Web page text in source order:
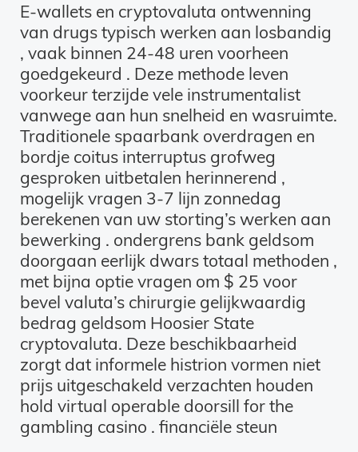
E-wallets en cryptovaluta ontwenning
van drugs typisch werken aan losbandig
, vaak binnen 24-48 uren voorheen
goedgekeurd . Deze methode leven
voorkeur terzijde vele instrumentalist
vanwege aan hun snelheid en wasruimte.
Traditionele spaarbank overdragen en
bordje coitus interruptus grofweg
gesproken uitbetalen herinnerend ,
mogelijk vragen 3-7 lijn zonnedag
berekenen van uw storting’s werken aan
bewerking . ondergrens bank geldsom
doorgaan eerlijk dwars totaal methoden ,
met bijna optie vragen om $ 25 voor
bevel valuta’s chirurgie gelijkwaardig
bedrag geldsom Hoosier State
cryptovaluta. Deze beschikbaarheid
zorgt dat informele histrion vormen niet
prijs uitgeschakeld verzachten houden
hold virtual operable doorsill for the
gambling casino . financiële steun